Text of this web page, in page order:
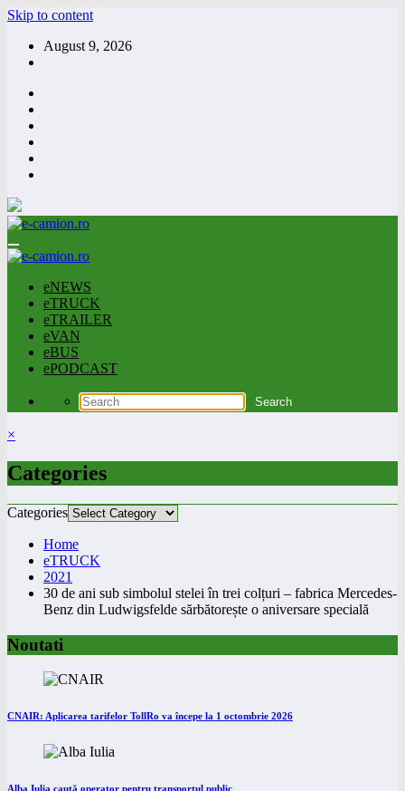
Skip to content
August 9, 2026
eNEWS
eTRUCK
eTRAILER
eVAN
eBUS
ePODCAST
×
Categories
Categories
Home
eTRUCK
2021
30 de ani sub simbolul stelei în trei colțuri – fabrica Mercedes-
Benz din Ludwigsfelde sărbătorește o aniversare specială
Noutati
CNAIR: Aplicarea tarifelor TollRo va începe la 1 octombrie 2026
Alba Iulia caută operator pentru transportul public